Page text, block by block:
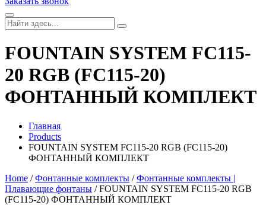
FOUNTAIN SYSTEM FC115-
20 RGB (FC115-20)
ФОНТАННЫЙ КОМПЛЕКТ
Главная
Products
FOUNTAIN SYSTEM FC115-20 RGB (FC115-20)
ФОНТАННЫЙ КОМПЛЕКТ
Home /Фонтанные комплекты /Фонтанные комплекты |
Плавающие фонтаны / FOUNTAIN SYSTEM FC115-20 RGB
(FC115-20) ФОНТАННЫЙ КОМПЛЕКТ